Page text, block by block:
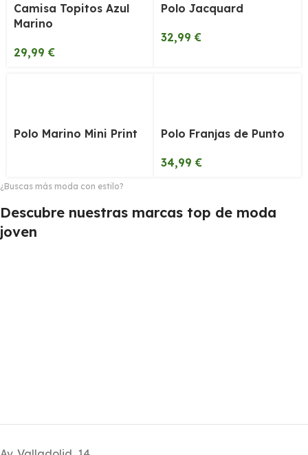
Camisa Topitos Azul
Marino
29,99€
Polo Jacquard
32,99€
Polo Marino Mini Print Polo Franjas de Punto
34,99€
¿Buscas más moda con estilo?
Descubre nuestras marcas top de moda
joven